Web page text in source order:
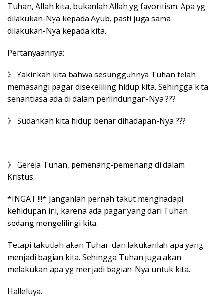
Tuhan, Allah kita, bukanlah Allah yg favoritism. Apa yg
dilakukan-Nya kepada Ayub, pasti juga sama
dilakukan-Nya kepada kita.
Pertanyaannya:
》 Yakinkah kita bahwa sesungguhnya Tuhan telah
memasangi pagar disekeliling hidup kita. Sehingga kita
senantiasa ada di dalam perlindungan-Nya ???
》 Sudahkah kita hidup benar dihadapan-Nya ???
》 Gereja Tuhan, pemenang-pemenang di dalam
Kristus.
*INGAT !!!* Janganlah pernah takut menghadapi
kehidupan ini, karena ada pagar yang dari Tuhan
sedang mengelilingi kita.
Tetapi takutlah akan Tuhan dan lakukanlah apa yang
menjadi bagian kita. Sehingga Tuhan juga akan
melakukan apa yg menjadi bagian-Nya untuk kita.
Halleluya.